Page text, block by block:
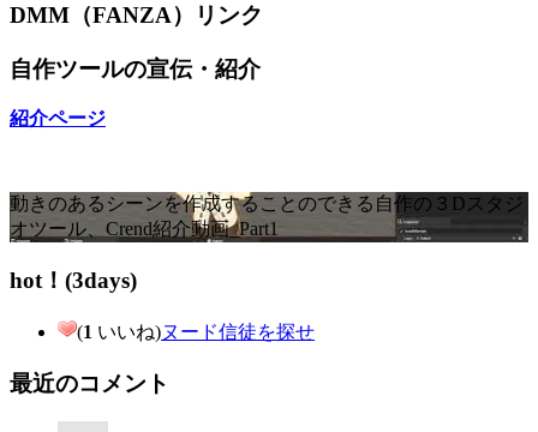
DMM（FANZA）リンク
自作ツールの宣伝・紹介
紹介ページ
動きのあるシーンを作成することのできる自作の３Dスタジ
オツール、Crend紹介動画_Part1
hot！(3days)
(1 いいね)ヌード信徒を探せ
最近のコメント